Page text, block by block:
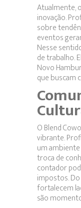
Atualmente,
inovação.
sobre
eventos
Nesse
de trabalho.
Novo
que buscam
O Blend
vibrante.
um
troca de
contador
impostos.
fortalecem
são